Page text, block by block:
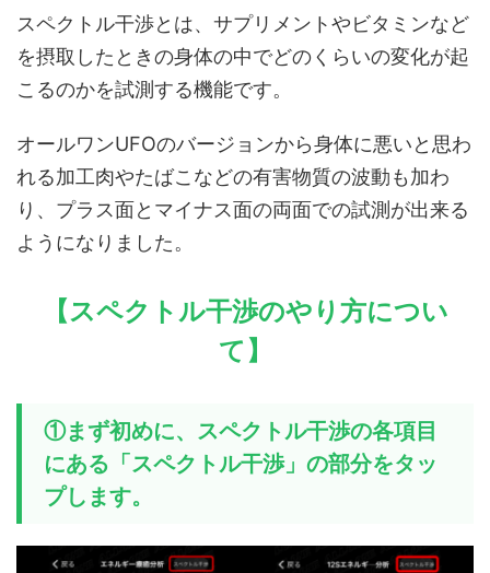
スペクトル干渉とは、サプリメントやビタミンなど
を摂取したときの身体の中でどのくらいの変化が起
こるのかを試測する機能です。
オールワンUFOのバージョンから身体に悪いと思わ
れる加工肉やたばこなどの有害物質の波動も加わ
り、プラス面とマイナス面の両面での試測が出来る
ようになりました。
【スペクトル干渉のやり方につい
て】
①まず初めに、スペクトル干渉の各項目
にある「スペクトル干渉」の部分をタッ
プします。